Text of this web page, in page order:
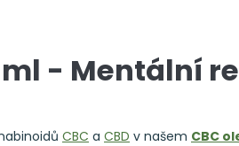
ml - Mentální
CBC a CBD v našem CBC